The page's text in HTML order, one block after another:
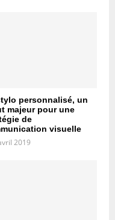
personnalisé, un
majeur pour une
de
visuelle
2019